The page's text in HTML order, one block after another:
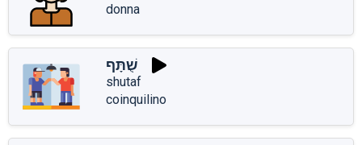
donna
שֻׁתָּף
shutaf
coinquilino